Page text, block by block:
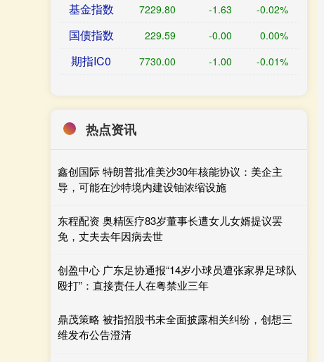
基金指数 7229.80 -1.63 -0.02%
国债指数 229.59 -0.00 0.00%
期指IC0 7730.00 -1.00 -0.01%
热点资讯
鑫创国际 特朗普批准美沙30年核能协议：美企主
导，可能在沙特境内建设铀浓缩设施
东程配资 奥精医疗83岁董事长遭女儿女婿提议罢
免，丈夫去年因病去世
创盈中心 广东足协通报“14岁小球员遭张家界足球队
殴打”：直接责任人在粤禁业三年
鼎茂策略 被指招股书未全面披露相关纠纷，创想三
维发布公告澄清